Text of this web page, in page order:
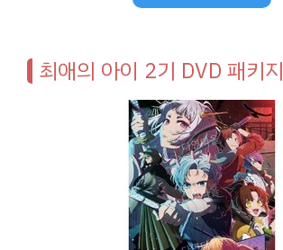
최애의 아이 2기 DVD 패키지